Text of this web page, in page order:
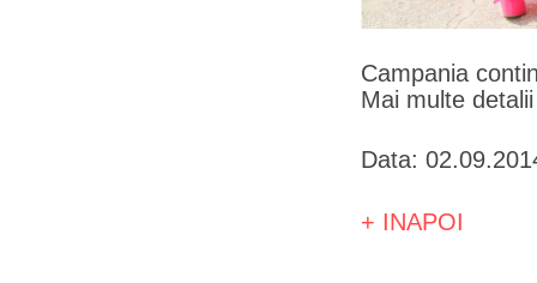
Campania
Mai multe
Data:
+ INAPOI